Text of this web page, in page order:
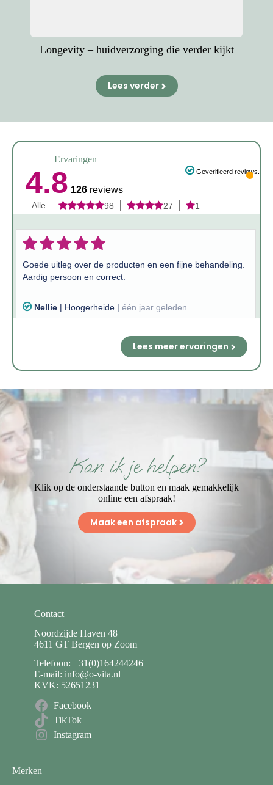
Longevity – huidverzorging die verder kijkt
Lees verder
Ervaringen
Lees meer ervaringen
Kan ik je helpen?
Klik op de onderstaande button en maak gemakkelijk
online een afspraak!
Maak een afspraak
Contact
Noordzijde Haven 48
4611 GT Bergen op Zoom
Telefoon: +31(0)164244246
E-mail: info@o-vita.nl
KVK: 52651231
Facebook
TikTok
Instagram
Merken